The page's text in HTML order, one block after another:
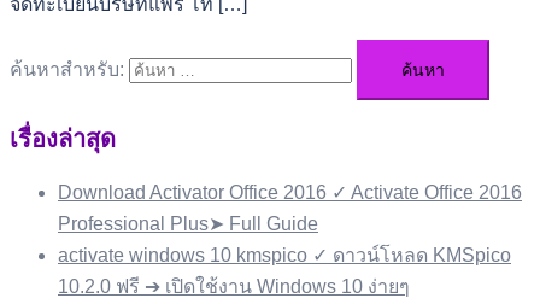
จดทะเบียนบริษัทแพร่ โท […]
ค้นหาสำหรับ:
เรื่องล่าสุด
Download Activator Office 2016 ✓ Activate Office 2016
Professional Plus➤ Full Guide
activate windows 10 kmspico ✓ ดาวน์โหลด KMSpico
10.2.0 ฟรี ➔ เปิดใช้งาน Windows 10 ง่ายๆ